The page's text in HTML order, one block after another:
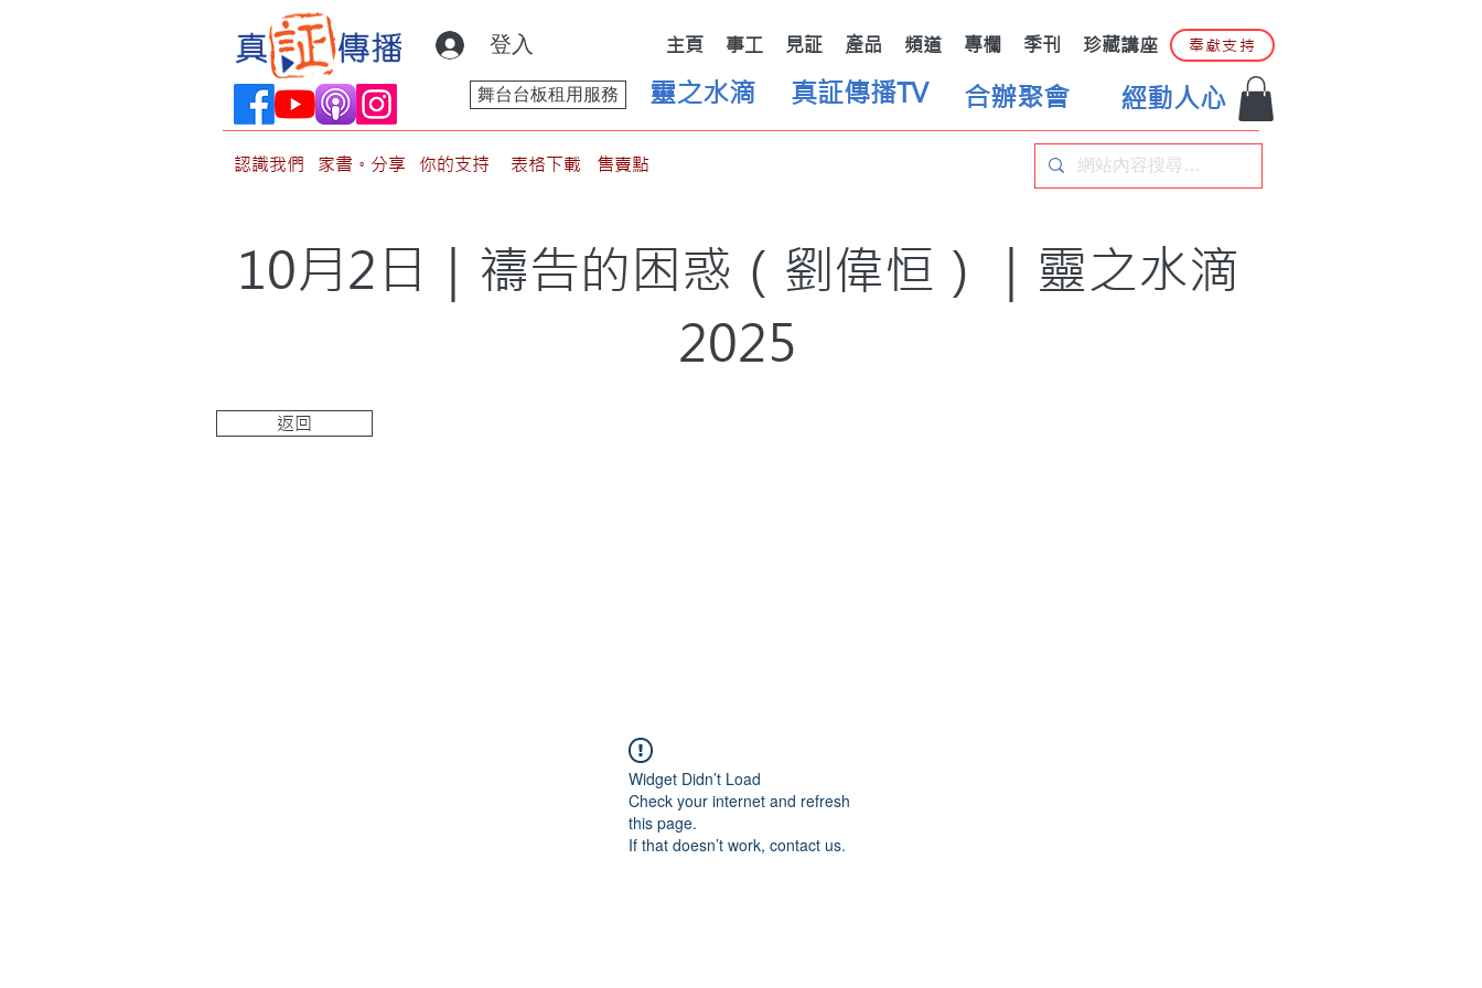
登入 主頁 事工 見証 產品 頻道 專欄 季刊 珍藏講座 奉獻支持
靈之水滴
舞台台板租用服務 真証傳播TV 合辦聚會 經動人心
認識我們 家書。分享 你的支持 表格下載 售賣點
10月2日｜禱告的困惑（劉偉恒）｜靈之水滴
2025
返回
Widget Didn’t Load
Check your internet and refresh
this page.
If that doesn’t work, contact us.